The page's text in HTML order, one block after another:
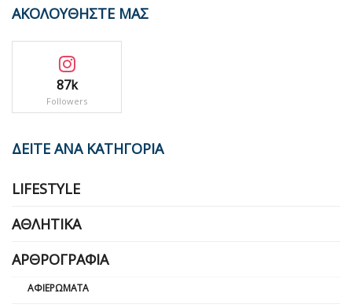
ΑΚΟΛΟΥΘΗΣΤΕ ΜΑΣ
87k
Followers
ΔΕΙΤΕ ΑΝΑ ΚΑΤΗΓΟΡΙΑ
LIFESTYLE
ΑΘΛΗΤΙΚΆ
ΑΡΘΡΟΓΡΑΦΊΑ
ΑΦΙΕΡΏΜΑΤΑ